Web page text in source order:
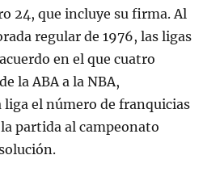
24, que incluye su firma. Al
regular de 1976, las ligas
en el que cuatro
la ABA a la NBA,
el número de franquicias
partida al campeonato